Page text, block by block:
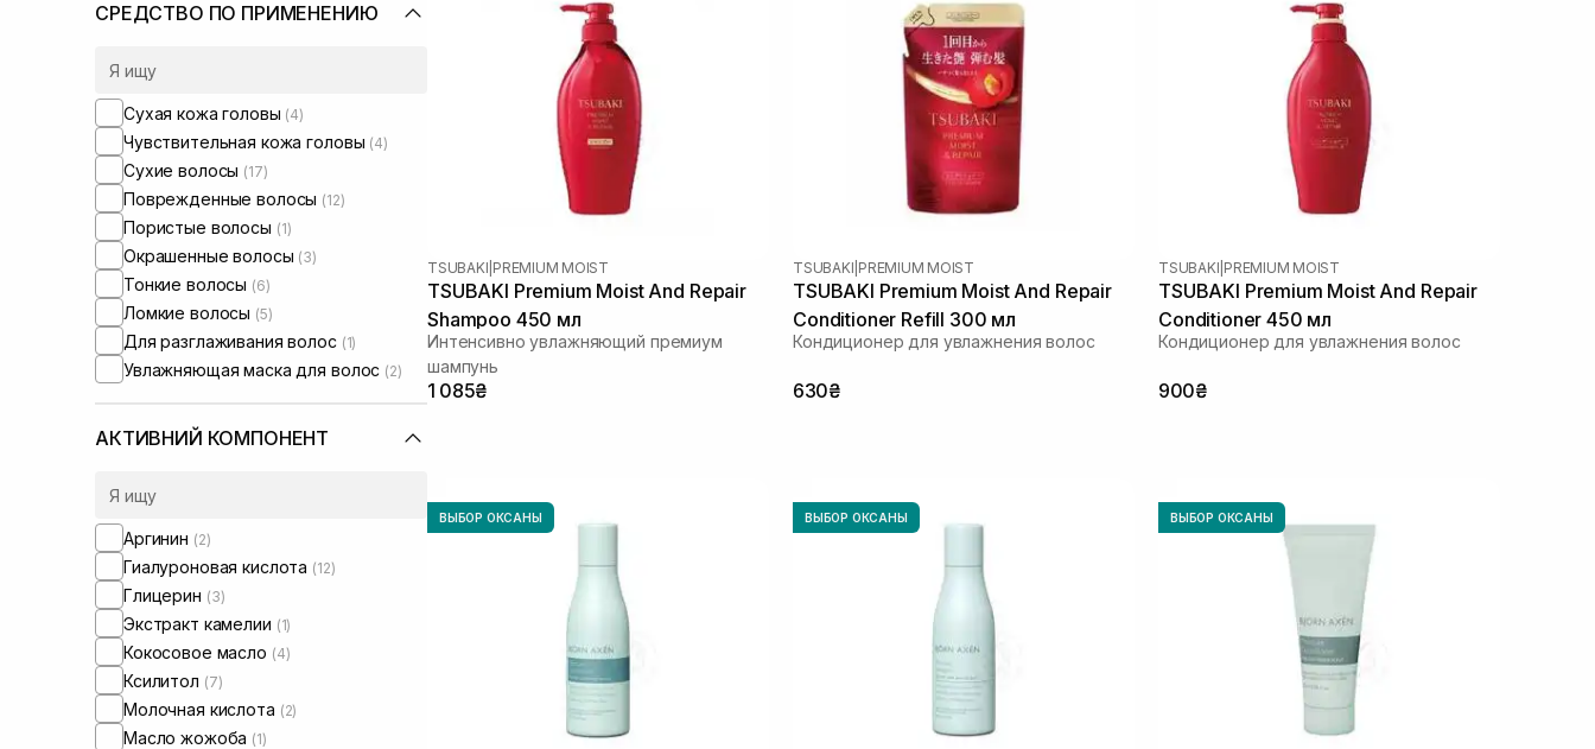
СРЕДСТВО ПО ПРИМЕНЕНИЮ
Сухая кожа головы (4)
Чувствительная кожа головы (4)
Сухие волосы (17)
Поврежденные волосы (12)
Пористые волосы (1)
Окрашенные волосы (3)
Тонкие волосы (6)
Ломкие волосы (5)
Для разглаживания волос (1)
Увлажняющая маска для волос (2)
АКТИВНИЙ КОМПОНЕНТ
Аргинин (2)
Гиалуроновая кислота (12)
Глицерин (3)
Экстракт камелии (1)
Кокосовое масло (4)
Ксилитол (7)
Молочная кислота (2)
Масло жожоба (1)
TSUBAKI PREMIUM MOIST
TSUBAKI Premium Moist And Repair
Shampoo 450 мл
Интенсивно увлажняющий премиум
шампунь
1 085₴
TSUBAKI PREMIUM MOIST
TSUBAKI Premium Moist And Repair
Conditioner Refill 300 мл
Кондиционер для увлажнения волос
630₴
TSUBAKI PREMIUM MOIST
TSUBAKI Premium Moist And Repair
Conditioner 450 мл
Кондиционер для увлажнения волос
900₴
ВЫБОР ОКСАНЫ ВЫБОР ОКСАНЫ ВЫБОР ОКСАНЫ